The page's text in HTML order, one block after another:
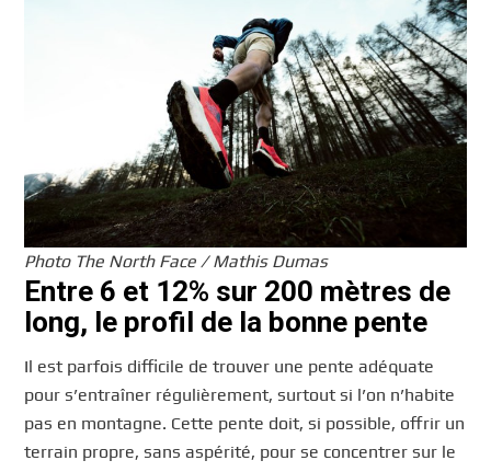
Photo The North Face / Mathis Dumas
Entre 6 et 12% sur 200 mètres de
long, le profil de la bonne pente
Il est parfois difficile de trouver une pente adéquate
pour s’entraîner régulièrement, surtout si l’on n’habite
pas en montagne. Cette pente doit, si possible, offrir un
terrain propre, sans aspérité, pour se concentrer sur le